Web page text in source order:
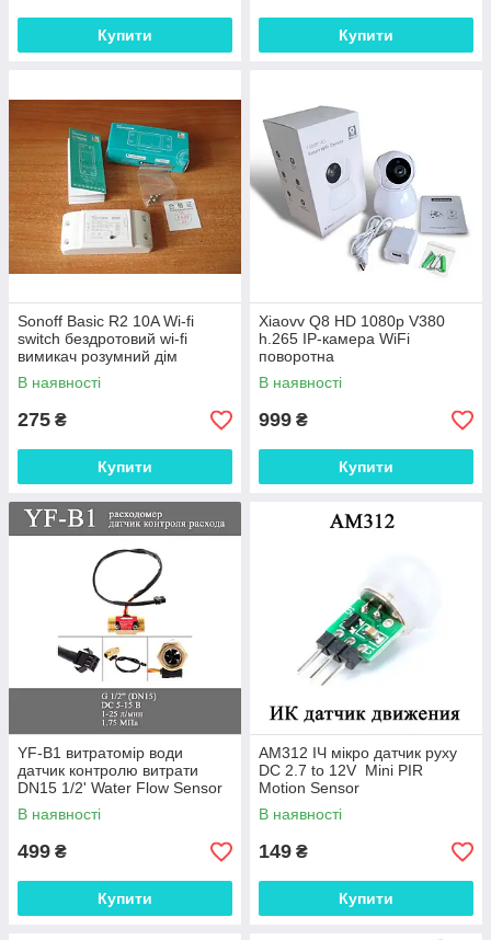
Купити Купити
Sonoff Basic R2 10A Wi-fi
switch бездротовий wi-fi
вимикач розумний дім
автоматизація освітлення
живлення
В наявності
275 ₴
Купити
Xiaovv Q8 HD 1080р V380
h.265 IP-камера WiFi
поворотна
відеоспостереження (відео
няя) Xiaomi Xiaovv Home
В наявності
999 ₴
Купити
YF-B1 витратомір води
датчик контролю витрати
DN15 1/2' Water Flow Sensor
перетворювач розумний
будинок контроль
В наявності
499 ₴
Купити
AM312 ІЧ мікро датчик руху
DC 2.7 to 12V Mini PIR
Motion Sensor
В наявності
149 ₴
Купити